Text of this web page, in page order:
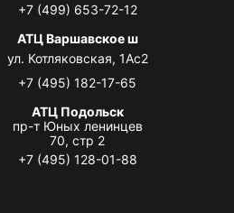
+7 (499) 653-72-12
АТЦ Варшавское ш
ул. Котляковская, 1Ас2
+7 (495) 182-17-65
АТЦ Подольск
пр-т Юных ленинцев
70, стр 2
+7 (495) 128-01-88